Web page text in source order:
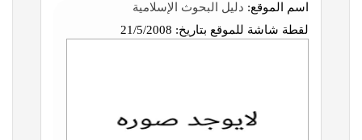
اسم الموقع: دليل البحوث الإسلامية
لقطة شاشة للموقع بتاريخ: